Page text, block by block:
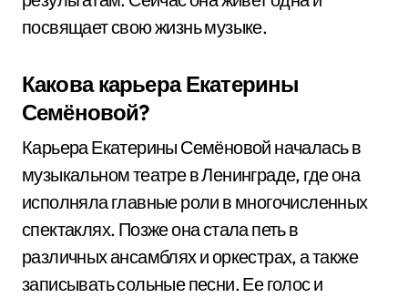
посвящает свою жизнь музыке.
Какова карьера Екатерины
Семёновой?
Карьера Екатерины Семёновой началась в
музыкальном театре в Ленинграде, где она
исполняла главные роли в многочисленных
спектаклях. Позже она стала петь в
различных ансамблях и оркестрах, а также
записывать сольные песни. Ее голос и